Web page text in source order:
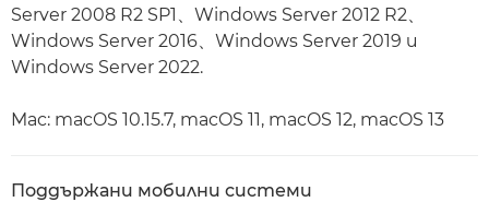
Server 2008 R2 SP1、Windows Server 2012 R2、
Windows Server 2016、Windows Server 2019 и
Windows Server 2022.
Mac: macOS 10.15.7, macOS 11, macOS 12, macOS 13
Поддържани мобилни системи